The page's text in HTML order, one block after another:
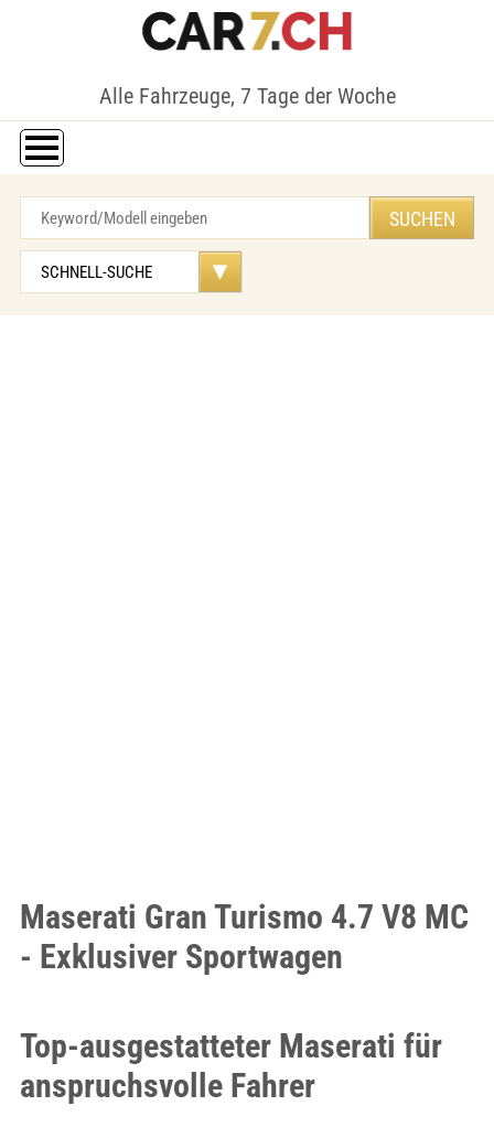
Alle Fahrzeuge, 7 Tage der Woche
Maserati Gran Turismo 4.7 V8 MC
- Exklusiver Sportwagen
Top-ausgestatteter Maserati für
anspruchsvolle Fahrer